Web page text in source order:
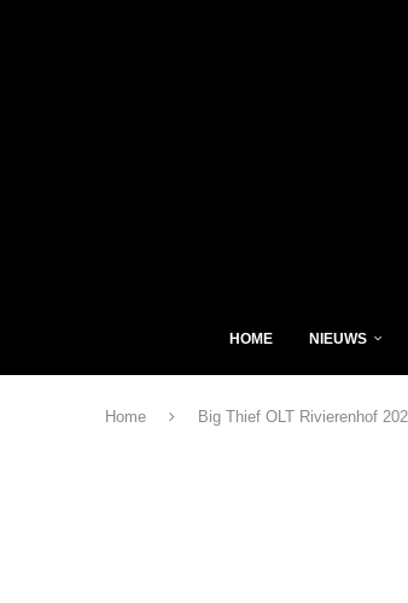
HOME NIEUWS
Home Big Thief OLT Rivierenhof